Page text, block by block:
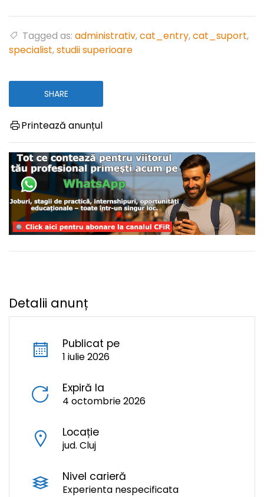
Tagged as: administrativ,cat_entry,cat_suport,
specialist,studii superioare
SHARE
Printează anunțul
Detalii anunț
Publicat pe
1 iulie 2026
Expiră la
4 octombrie 2026
Locație
jud. Cluj
Nivel carieră
Experienta nespecificata